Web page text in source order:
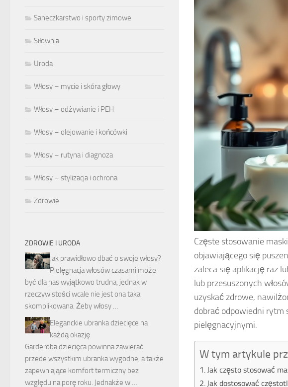
Częste stosowanie
objawiającego się
zaleca się aplikację raz
lub przesuszonych
uzyskać zdrowe,
dobrać odpowiedni
pielęgnacyjnymi.
W tym artykule
Jak często stosować
Jak dostosować
Saneczkarstwo i sporty zimowe
Siłownia
Uroda
Włosy – mycie i skóra głowy
Włosy – odżywianie i PEH
Włosy – olejowanie i końcówki
Włosy – rutyna i diagnoza
Włosy – stylizacja i ochrona
Zdrowie
ZDROWIE I URODA
Jak prawidłowo dbać o swoje włosy?
Pielęgnacja włosów czasami może
być dla nas wyjątkowo trudna, jednak w
rzeczywistości wcale nie jest ona taka
skomplikowana. Żeby włosy …
Eleganckie ubranka dziecięce na
każdą okazję
Garderoba dziecięca powinna zawierać
przede wszystkim ubranka wygodne, a także
zapewniające komfort termiczny bez
względu na porę roku. Jednakże w …